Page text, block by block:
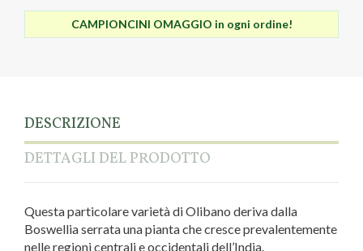
CAMPIONCINI OMAGGIO in ogni ordine!
DESCRIZIONE
DETTAGLI DEL PRODOTTO
Questa particolare varietà di Olibano deriva dalla
Boswellia serrata una pianta che cresce prevalentemente
nelle regioni centrali e occidentali dell’India.